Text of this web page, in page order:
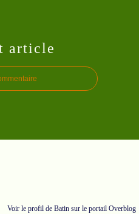
article
Voir le profil de Batinsur le portail Overblog